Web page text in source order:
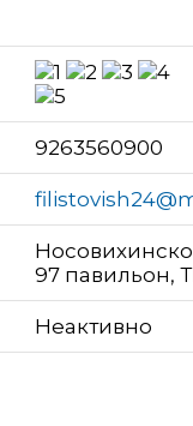
9263560900
97 павильон,
Неактивно